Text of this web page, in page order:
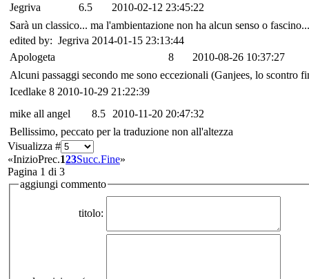
Jegriva
6.5
2010-02-12 23:45:22
Sarà un classico... ma l'ambientazione non ha alcun senso o fascino...
edited by: Jegriva 2014-01-15 23:13:44
Apologeta
8
2010-08-26 10:37:27
Alcuni passaggi secondo me sono eccezionali (Ganjees, lo scontro
Icedlake 8 2010-10-29 21:22:39
mike all angel
8.5
2010-11-20 20:47:32
Bellissimo, peccato per la traduzione non all'altezza
Visualizza #
«InizioPrec.123Succ.Fine»
Pagina 1 di 3
aggiungi commento
titolo: